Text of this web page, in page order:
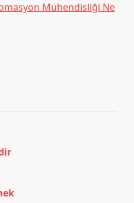
Mühendisliği Ne